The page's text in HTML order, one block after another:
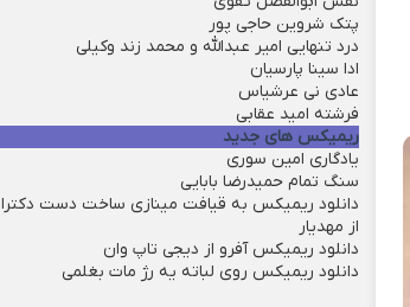
پتک شروین حاجی پور
درد تنهایی امیر عبدالله و محمد زند وکیلی
ادا سینا پارسیان
عادی نی عرشیاس
فرشته امید عقابی
ریمیکس های جدید
یادگاری امین سوری
سنگ تمام حمیدرضا بابایی
دانلود ریمیکس به قیافت مینازی ساخت دست دکترا
از مهدیار
دانلود ریمیکس آفرو از ديجی تاپ وان
دانلود ریمیکس روی لباته یه رژ مات بغلمی